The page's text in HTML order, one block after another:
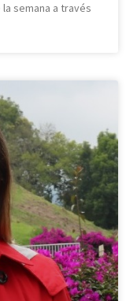
semana a través